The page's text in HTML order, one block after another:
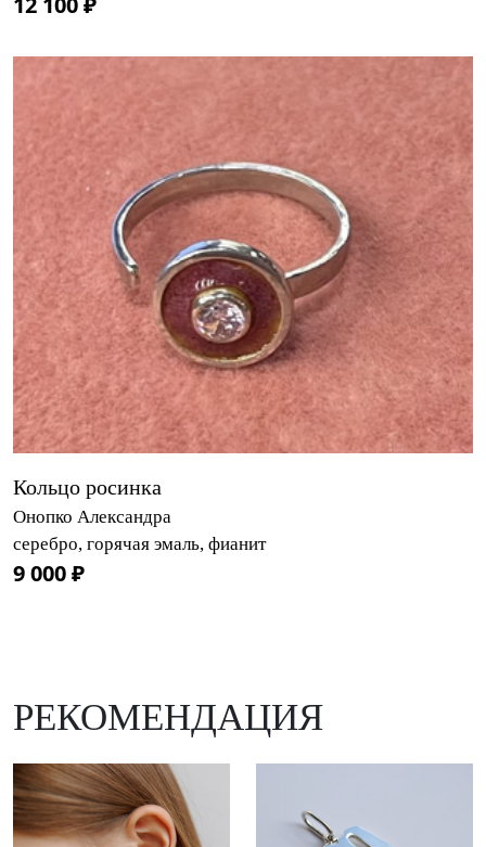
Кольцо росинка
Онопко Александра
серебро, горячая эмаль, фианит
9 000 ₽
РЕКОМЕНДАЦИЯ